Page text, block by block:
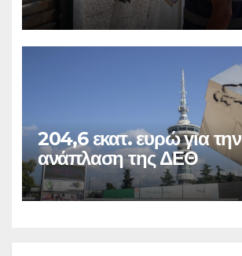
204,6 εκατ. ευρώ για την
ανάπλαση της ΔΕΘ